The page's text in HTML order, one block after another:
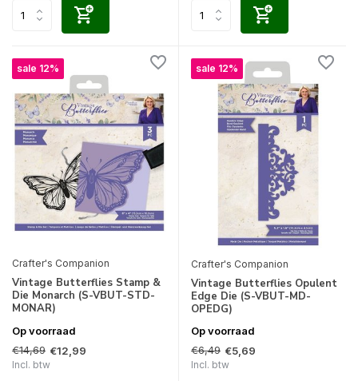
sale 12%
Crafter's Companion
Vintage Butterflies Stamp &
Die Monarch (S-VBUT-STD-
MONAR)
Op voorraad
€14,69 €12,99
Incl. btw
sale 12%
Crafter's Companion
Vintage Butterflies Opulent
Edge Die (S-VBUT-MD-
OPEDG)
Op voorraad
€6,49 €5,69
Incl. btw